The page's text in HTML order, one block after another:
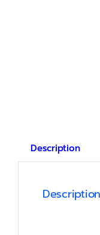
Description
Description